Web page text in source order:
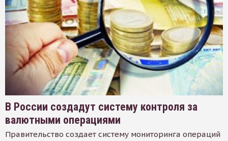
В России создадут систему контроля за
валютными операциями
Правительство создает систему мониторинга операций